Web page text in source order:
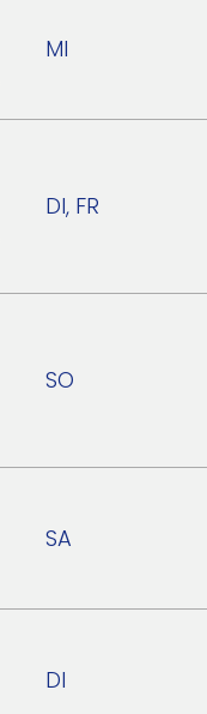
MI
DI, FR
SO
SA
DI